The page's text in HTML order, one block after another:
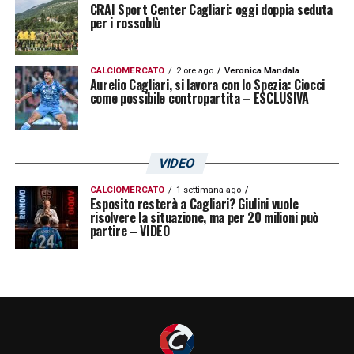
questo momento sono soddisfatto della
Nazionale Italiana».
LA PLAYLIST DELLE NOSTRE TOP NEWS
CRAI Sport Center Cagliari: oggi doppia seduta
per i rossoblù
CALCIOMERCATO 2 ore ago Veronica Mandala
Aurelio Cagliari, si lavora con lo Spezia: Ciocci
come possibile contropartita – ESCLUSIVA
VIDEO
CALCIOMERCATO 1 settimana ago
Esposito resterà a Cagliari? Giulini vuole
risolvere la situazione, ma per 20 milioni può
partire – VIDEO